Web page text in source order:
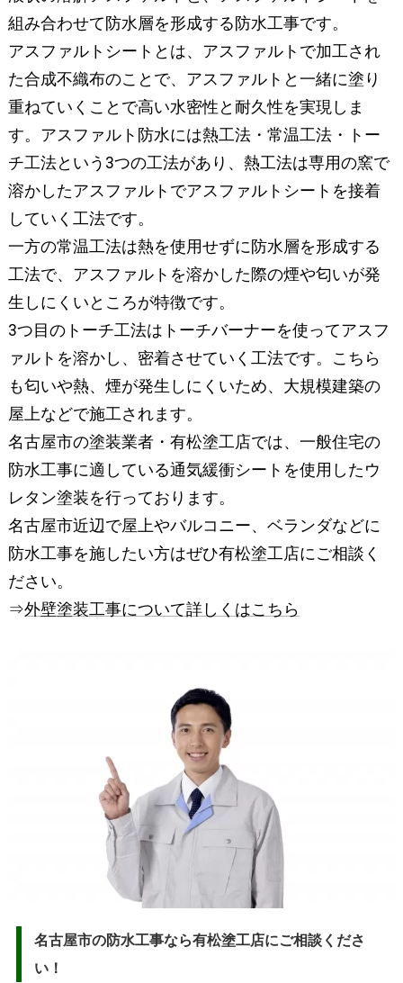
組み合わせて防水層を形成する防水工事です。
アスファルトシートとは、アスファルトで加工され
た合成不織布のことで、アスファルトと一緒に塗り
重ねていくことで高い水密性と耐久性を実現しま
す。アスファルト防水には熱工法・常温工法・トー
チ工法という3つの工法があり、熱工法は専用の窯で
溶かしたアスファルトでアスファルトシートを接着
していく工法です。
一方の常温工法は熱を使用せずに防水層を形成する
工法で、アスファルトを溶かした際の煙や匂いが発
生しにくいところが特徴です。
3つ目のトーチ工法はトーチバーナーを使ってアスフ
ァルトを溶かし、密着させていく工法です。こちら
も匂いや熱、煙が発生しにくいため、大規模建築の
屋上などで施工されます。
名古屋市の塗装業者・有松塗工店では、一般住宅の
防水工事に適している通気緩衝シートを使用したウ
レタン塗装を行っております。
名古屋市近辺で屋上やバルコニー、ベランダなどに
防水工事を施したい方はぜひ有松塗工店にご相談く
ださい。
⇒外壁塗装工事について詳しくはこちら
名古屋市の防水工事なら有松塗工店にご相談くださ
い！